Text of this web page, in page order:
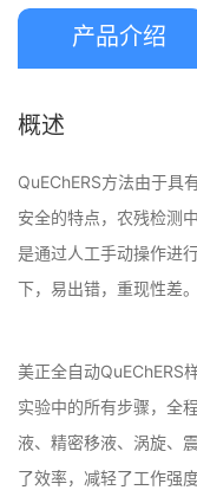
产品介绍
概述
QuEChERS方法由于具
安全的特点，农残检测
是通过人工手动操作进
下，易出错，重现性差。
美正全自动QuEChERS
实验中的所有步骤，全
液、精密移液、涡旋、
了效率，减轻了工作强